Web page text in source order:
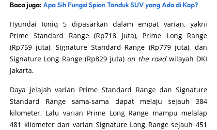
Baca juga: Apa Sih Fungsi Spion Tanduk SUV yang Ada di Kap?
Hyundai Ioniq 5 dipasarkan dalam empat varian, yakni
Prime Standard Range (Rp718 juta), Prime Long Range
(Rp759 juta), Signature Standard Range (Rp779 juta), dan
Signature Long Range (Rp829 juta) on the road wilayah DKI
Jakarta.
Daya jelajah varian Prime Standard Range dan Signature
Standard Range sama-sama dapat melaju sejauh 384
kilometer. Lalu varian Prime Long Range mampu melalap
481 kilometer dan varian Signature Long Range sejauh 451